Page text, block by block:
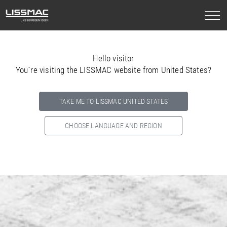
Hello visitor
You`re visiting the LISSMAC website from United States?
TAKE ME TO LISSMAC UNITED STATES
CHOOSE LANGUAGE AND REGION
Select your country below so we can show
you the correct
information for your location.
NORTH AMERICA SOUTH AMERICA